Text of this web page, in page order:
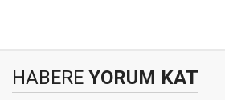
HABERE YORUM KAT